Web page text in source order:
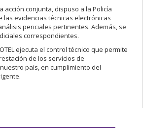
acción conjunta, dispuso a la Policía
las evidencias técnicas electrónicas
periciales pertinentes. Además, se
correspondientes.
ejecuta el control técnico que permite
de los servicios de
país, en cumplimiento del